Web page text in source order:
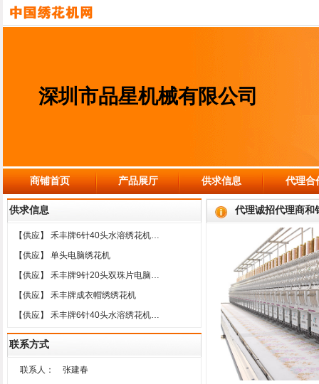
深圳市品星机械有限公司
商铺首页 产品展厅 供求信息 代理合
供求信息
【供应】 禾丰牌6针40头水溶绣花机…
【供应】 单头电脑绣花机
【供应】 禾丰牌9针20头双珠片电脑…
【供应】 禾丰牌成衣帽绣绣花机
【供应】 禾丰牌6针40头水溶绣花机…
联系方式
联系人：
张建春
代理诚招代理商和